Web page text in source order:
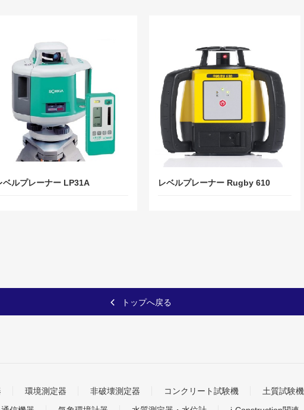
ベルプレーナー LP31A レベルプレーナー Rugby 610
トップへ戻る
環境測定器 非破壊測定器 コンクリート試験機 土質試験機